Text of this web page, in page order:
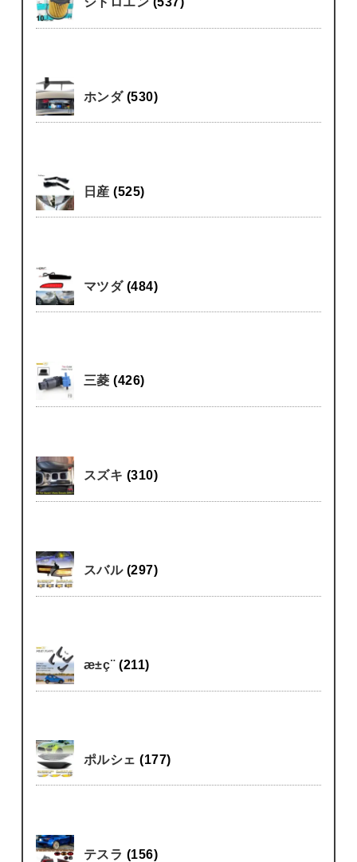
ホンダ (530)
日産(525)
マツダ (484)
三菱(426)
スズキ (310)
スバル (297)
æ±ç¨(211)
ポルシェ(177)
テスラ (156)